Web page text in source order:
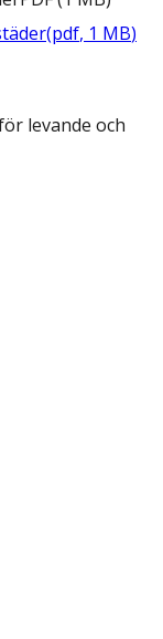
(pdf, 1 MB)
levande och